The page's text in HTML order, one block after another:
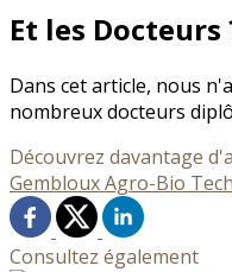
Et les Docteurs
Dans cet article, nous
nombreux docteurs
Découvrez davantage
Gembloux Agro-Bio Tech
Consultez également